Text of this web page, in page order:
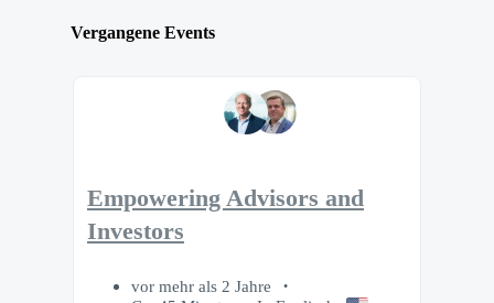
Vergangene Events
Empowering Advisors and
Investors
vor mehr als 2 Jahre